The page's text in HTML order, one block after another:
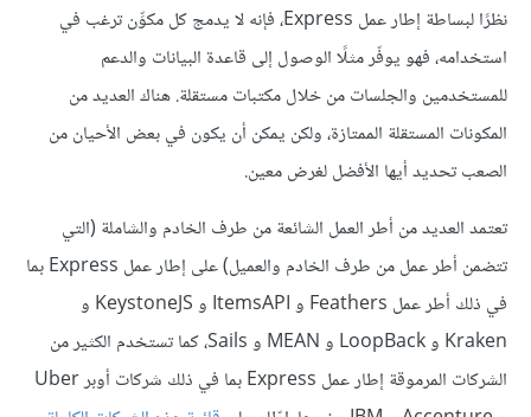
نظرًا لبساطة إطار عمل Express، فإنه لا يدمج كل مكوِّن ترغب في
استخدامه، فهو يوفّر مثلًا الوصول إلى قاعدة البيانات والدعم
للمستخدمين والجلسات من خلال مكتبات مستقلة. هناك العديد من
المكونات المستقلة الممتازة، ولكن يمكن أن يكون في بعض الأحيان من
الصعب تحديد أيها الأفضل لغرض معين.
تعتمد العديد من أطر العمل الشائعة من طرف الخادم والشاملة (التي
تتضمن أطر عمل من طرف الخادم والعميل) على إطار عمل Express بما
في ذلك أطر عمل Feathers و ItemsAPI و KeystoneJS و
Kraken و LoopBack و MEAN و Sails، كما تستخدم الكثير من
الشركات المرموقة إطار عمل Express بما في ذلك شركات أوبر Uber